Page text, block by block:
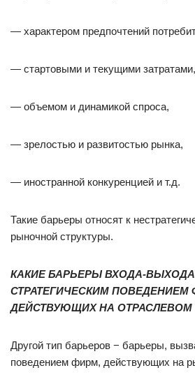
— характером предпочтений
— стартовыми и текущими затратами,
— объемом и динамикой спроса,
— зрелостью и развитостью рынка,
— иностранной конкуренцией и т.д.
Такие барьеры относят к
рыночной структуры.
КАКИЕ БАРЬЕРЫ ВХОДА-
СТРАТЕГИЧЕСКИМ ПОВЕДЕНИЕМ
ДЕЙСТВУЮЩИХ НА ОТРАСЛЕВОМ
Другой тип барьеров − барьеры,
поведением фирм, действующих на